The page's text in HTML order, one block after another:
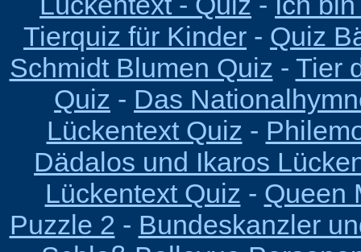
Tierquiz für Kinder - Quiz
Schmidt Blumen Quiz - Tier
Quiz - Das
Lückentext Quiz -
Dädalos und Ikaros
Lückentext Quiz - Queen
Puzzle 2 - Bundeskanzler